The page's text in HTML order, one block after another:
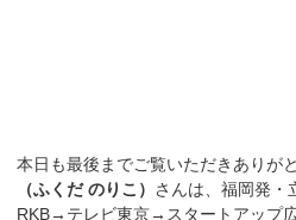
本日も最後までご覧いただきありが
（ふくだ のりこ） さんは、福岡発・
RKB→テレビ東京→スタートアップ